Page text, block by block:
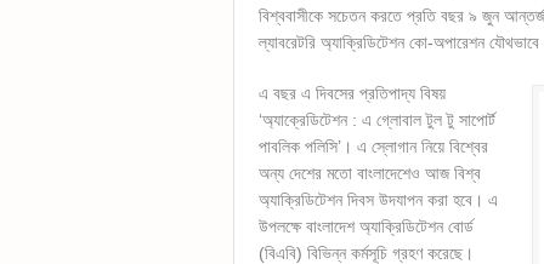
বিশ্ববাসীকে সচেতন করতে প্রতি বছর ৯ জুন
ল্যাবরেটরি অ্যাক্রিডিটেশন কো-অপারেশন
এ বছর এ দিবসের প্রতিপাদ্য বিষয়
‘অ্যাক্রেডিটেশন : এ গ্লোবাল টুল টু সাপোর্ট
পাবলিক পলিসি’। এ স্লোগান নিয়ে বিশ্বের
অন্য দেশের মতো বাংলাদেশেও আজ বিশ্ব
অ্যাক্রিডিটেশন দিবস উদযাপন করা হবে। এ
উপলক্ষে বাংলাদেশ অ্যাক্রিডিটেশন বোর্ড
(বিএবি) বিভিন্ন কর্মসূচি গ্রহণ করেছে।